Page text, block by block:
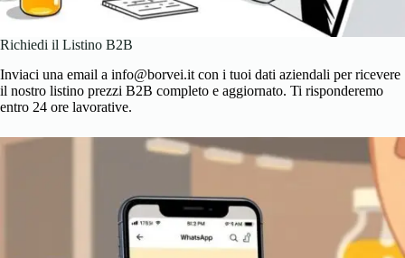
Richiedi il Listino B2B
Inviaci una email a info@borvei.it con i tuoi dati aziendali per ricevere
il nostro listino prezzi B2B completo e aggiornato. Ti risponderemo
entro 24 ore lavorative.